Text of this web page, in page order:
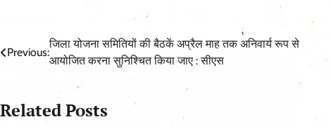
Post
Previous:
जिला योजना समितियों की बैठकें अप्रैल माह तक अनिवार्य रूप से
आयोजित करना सुनिश्चित किया जाए : सीएस
Related Posts